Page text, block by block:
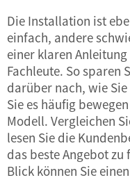
Die Installation ist
einfach, andere
einer klaren
Fachleute. So sparen
darüber nach, wie
Sie es häufig
Modell. Vergleichen
lesen Sie die
das beste Angebot
Blick können Sie